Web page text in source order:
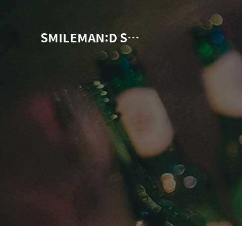
SMILEMAN:D Snap Photographer